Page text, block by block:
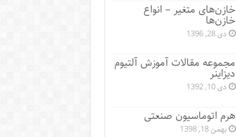
خازن‌های متغیر – انواع
خازن‌ها
دی 28, 1396
مجموعه مقالات آموزش آلتیوم
دیزاینر
دی 10, 1392
هرم اتوماسیون صنعتی
بهمن 18, 1398